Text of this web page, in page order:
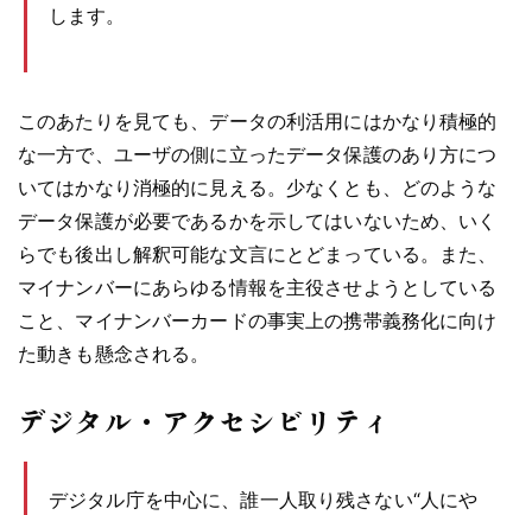
します。
このあたりを見ても、データの利活用にはかなり積極的
な一方で、ユーザの側に立ったデータ保護のあり方につ
いてはかなり消極的に見える。少なくとも、どのような
データ保護が必要であるかを示してはいないため、いく
らでも後出し解釈可能な文言にとどまっている。また、
マイナンバーにあらゆる情報を主役させようとしている
こと、マイナンバーカードの事実上の携帯義務化に向け
た動きも懸念される。
デジタル・アクセシビリティ
デジタル庁を中心に、誰一人取り残さない“人にや